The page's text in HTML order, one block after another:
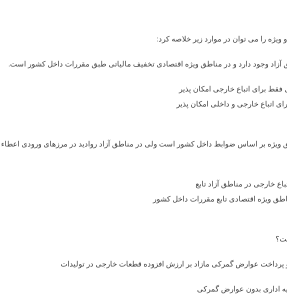
را می توان در موارد زیر خلاصه کرد:
برای اتباع خارجی امکان پذیر
اتباع خارجی و داخلی امکان پذیر
ویژه بر اساس ضوابط داخل کشور است ولی در مناطق آزاد روادید در مرزهای ورودی اعطاء
خارجی در مناطق آزاد تابع
ویژه اقتصادی تابع مقررات داخل کشور
عوارض گمرکی مازاد بر ارزش افزوده قطعات خارجی در تولیدات
اداری بدون عوارض گمرکی